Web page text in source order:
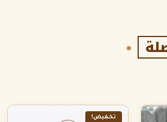
تخفيض!